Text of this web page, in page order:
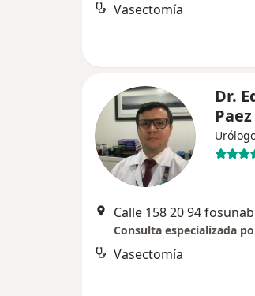
Vasectomía
Dr.
Consulta especializada
Vasectomía